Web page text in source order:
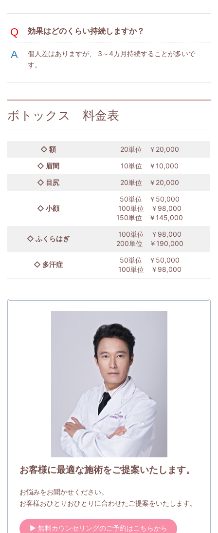
効果はどのくらい持続しますか？
個人差はありますが、 3～4カ月持続することが多いで
す。
ボトックス 料金表
◇ 額
20単位 ￥20,000
◇ 眉間
10単位 ￥10,000
◇ 目尻
20単位 ￥20,000
◇ 小顔
50単位 ￥50,000
100単位 ￥98,000
150単位 ￥145,000
◇ ふくらはぎ
100単位 ￥98,000
200単位 ￥190,000
◇ 多汗症
50単位 ￥50,000
100単位 ￥98,000
お客様に最適な施術をご提案いたします。
お悩みをお聞かせください。
お客様おひとりおひとりに合わせたご提案をいたします。
▶ 無料カウンセリングのご予約はこちらから